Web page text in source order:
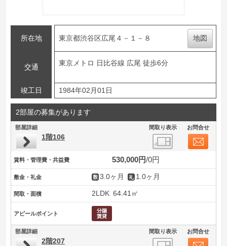
所在地 東京都渋谷区広尾４－１－８ 地図
交通
東京メトロ 日比谷線 広尾 徒歩6分
竣工日 1984年02月01日
2部屋の募集があります
部屋詳細 間取り表示 お問合せ
1階106
賃料・管理費・共益費 530,000円 0円
敷金・礼金 3.0ヶ月 1.0ヶ月
間取・面積 2LDK 64.41㎡
アピールポイント
部屋詳細 間取り表示 お問合せ
2階207